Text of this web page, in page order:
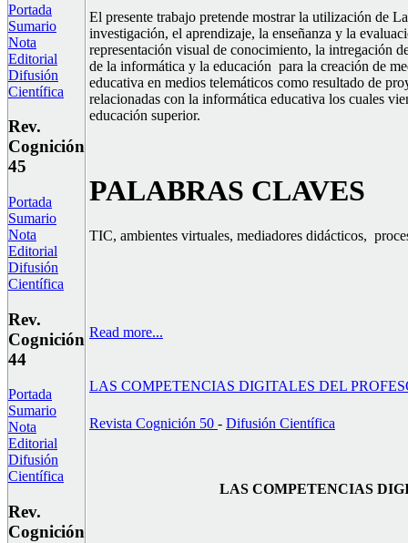
Portada
Sumario
Nota
Editorial
Difusión
Científica
Rev.
Cognición
45
Portada
Sumario
Nota
Editorial
Difusión
Científica
Rev.
Cognición
44
Portada
Sumario
Nota
Editorial
Difusión
Científica
Rev.
Cognición
El presente trabajo pretende mostrar la utilización de
investigación, el aprendizaje, la enseñanza y la
representación visual de conocimiento, la intregación
de la informática y la educación para la creación de
educativa en medios telemáticos como resultado de
relacionadas con la informática educativa los cuales
educación superior.
PALABRAS CLAVES
TIC, ambientes virtuales, mediadores didácticos,
Read more...
LAS COMPETENCIAS DIGITALES DEL
Revista Cognición 50 - Difusión Científica
LAS COMPETENCIAS